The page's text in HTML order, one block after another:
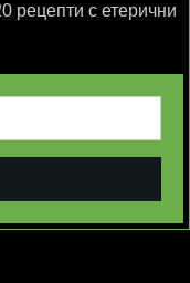
рецепти с етерични